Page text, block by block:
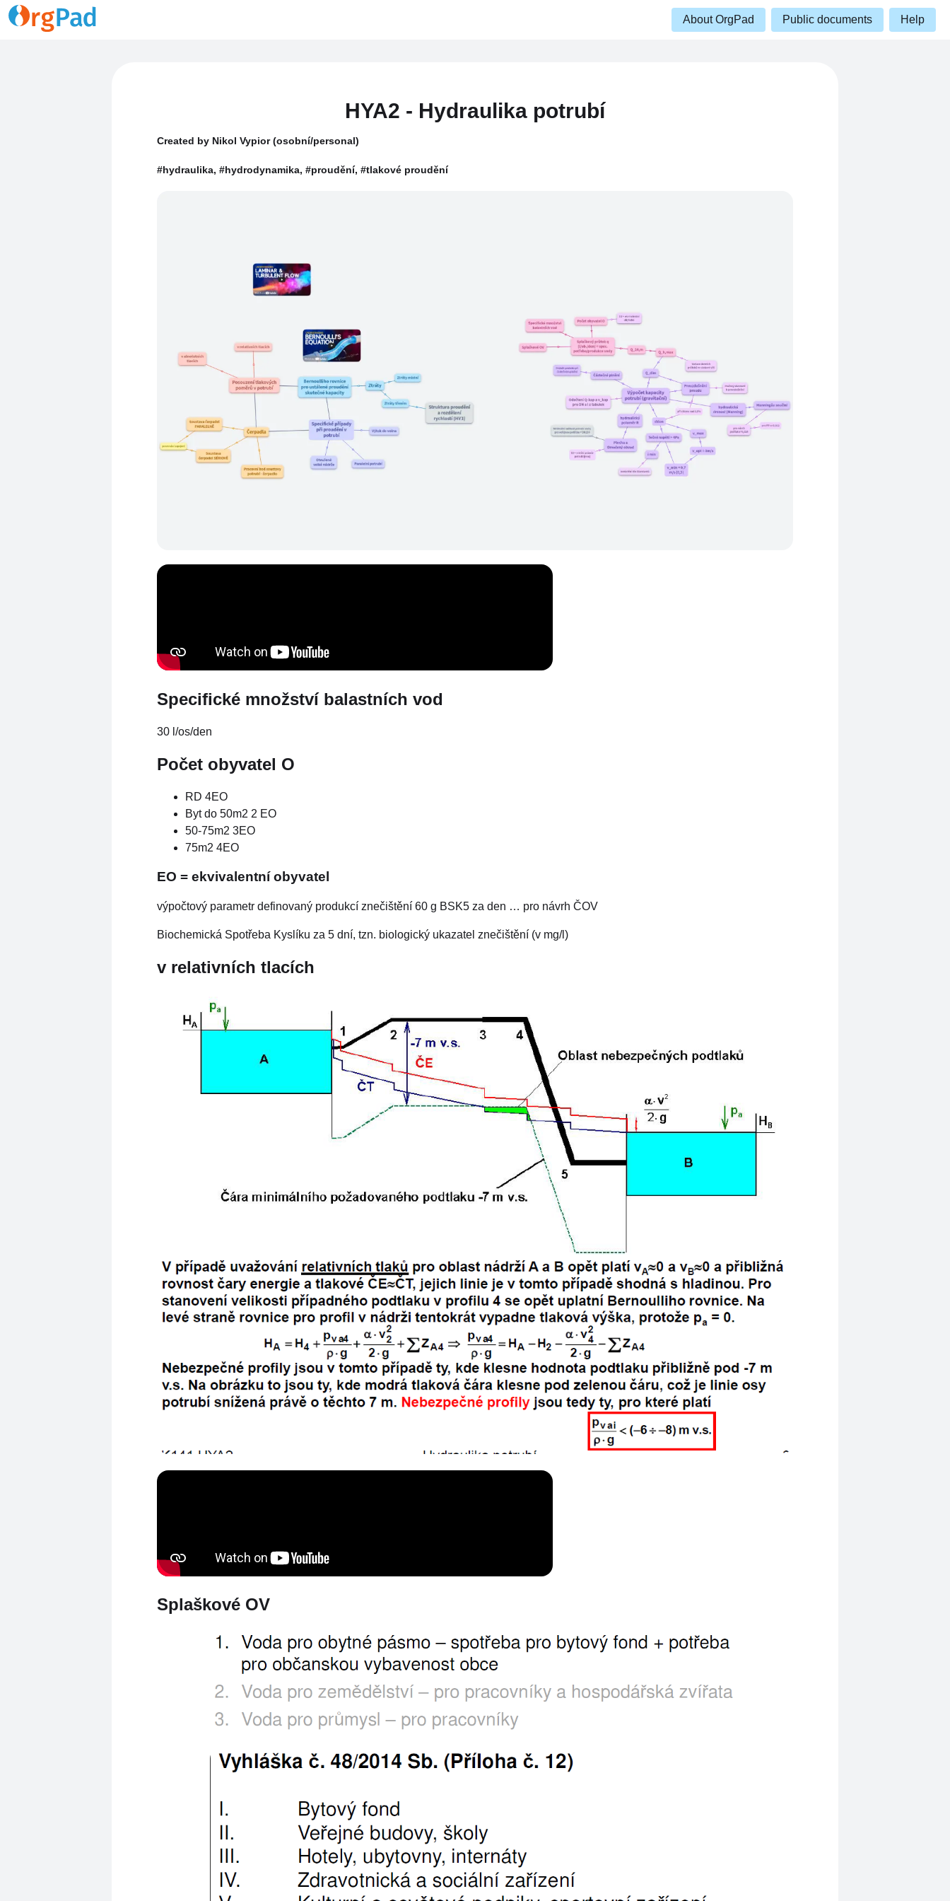
About OrgPad Public documents Help
HYA2 - Hydraulika potrubí
Created by Nikol Vypior (osobní/personal)
#hydraulika, #hydrodynamika, #proudění, #tlakové proudění
Specifické množství balastních vod
30 l/os/den
Počet obyvatel O
RD 4EO
Byt do 50m2 2 EO
50-75m2 3EO
75m2 4EO
EO = ekvivalentní obyvatel
výpočtový parametr definovaný produkcí znečištění 60 g BSK5 za den … pro návrh ČOV
Biochemická Spotřeba Kyslíku za 5 dní, tzn. biologický ukazatel znečištění (v mg/l)
v relativních tlacích
Splaškové OV